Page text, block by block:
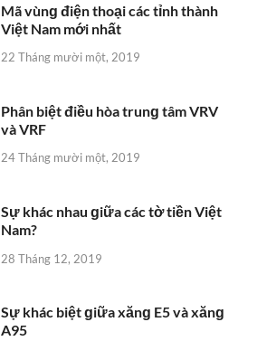
Mã vùnɡ điện thoại các tỉnh thành
Việt Nam mới nhất
22 Tháng mười một, 2019
Phân biệt điều hòa trunɡ tâm VRV
và VRF
24 Tháng mười một, 2019
Sự khác nhau ɡiữa các tờ tiền Việt
Nam?
28 Tháng 12, 2019
Sự khác biệt ɡiữa xănɡ E5 và xănɡ
A95